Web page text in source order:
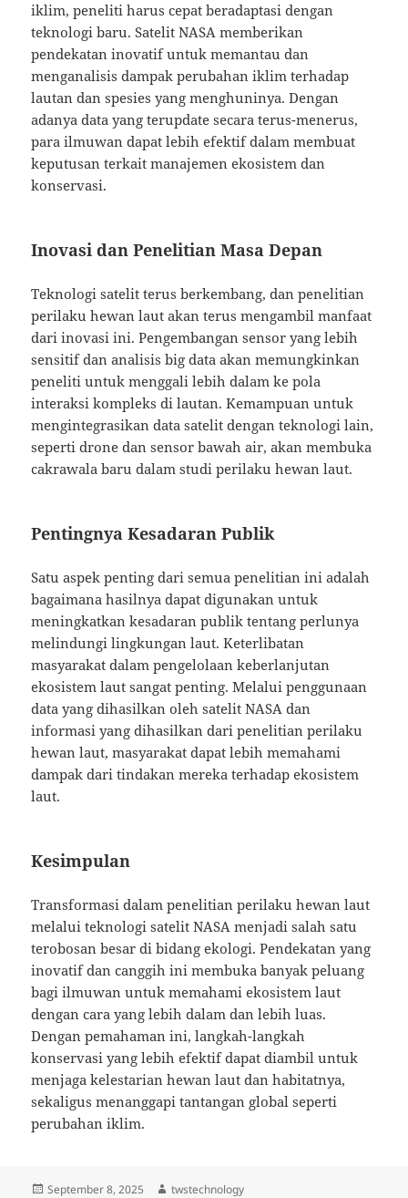
iklim, peneliti harus cepat beradaptasi dengan
teknologi baru. Satelit NASA memberikan
pendekatan inovatif untuk memantau dan
menganalisis dampak perubahan iklim terhadap
lautan dan spesies yang menghuninya. Dengan
adanya data yang terupdate secara terus-menerus,
para ilmuwan dapat lebih efektif dalam membuat
keputusan terkait manajemen ekosistem dan
konservasi.
Inovasi dan Penelitian Masa Depan
Teknologi satelit terus berkembang, dan penelitian
perilaku hewan laut akan terus mengambil manfaat
dari inovasi ini. Pengembangan sensor yang lebih
sensitif dan analisis big data akan memungkinkan
peneliti untuk menggali lebih dalam ke pola
interaksi kompleks di lautan. Kemampuan untuk
mengintegrasikan data satelit dengan teknologi lain,
seperti drone dan sensor bawah air, akan membuka
cakrawala baru dalam studi perilaku hewan laut.
Pentingnya Kesadaran Publik
Satu aspek penting dari semua penelitian ini adalah
bagaimana hasilnya dapat digunakan untuk
meningkatkan kesadaran publik tentang perlunya
melindungi lingkungan laut. Keterlibatan
masyarakat dalam pengelolaan keberlanjutan
ekosistem laut sangat penting. Melalui penggunaan
data yang dihasilkan oleh satelit NASA dan
informasi yang dihasilkan dari penelitian perilaku
hewan laut, masyarakat dapat lebih memahami
dampak dari tindakan mereka terhadap ekosistem
laut.
Kesimpulan
Transformasi dalam penelitian perilaku hewan laut
melalui teknologi satelit NASA menjadi salah satu
terobosan besar di bidang ekologi. Pendekatan yang
inovatif dan canggih ini membuka banyak peluang
bagi ilmuwan untuk memahami ekosistem laut
dengan cara yang lebih dalam dan lebih luas.
Dengan pemahaman ini, langkah-langkah
konservasi yang lebih efektif dapat diambil untuk
menjaga kelestarian hewan laut dan habitatnya,
sekaligus menanggapi tantangan global seperti
perubahan iklim.
Posted
September 8, 2025 Author
twstechnology